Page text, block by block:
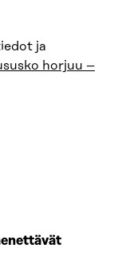
ja
horjuu –